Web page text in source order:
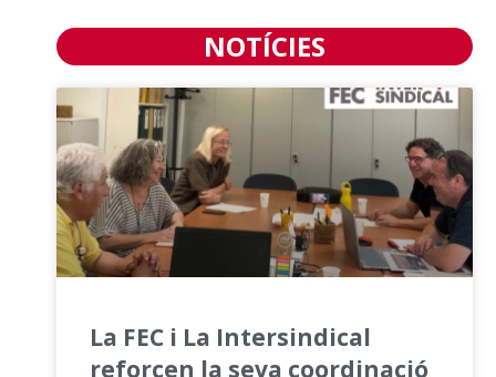
NOTÍCIES
La FEC i La Intersindical
reforcen la seva coordinació